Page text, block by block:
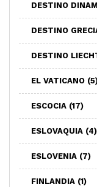
DESTINO
DESTINO
DESTINO
EL VATICANO
ESCOCIA (17)
ESLOVAQUIA (4)
ESLOVENIA (7)
FINLANDIA (1)